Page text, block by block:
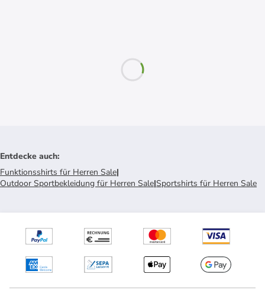
Entdecke auch:
Funktionsshirts für Herren Sale|
Outdoor Sportbekleidung für Herren Sale|Sportshirts für Herren Sale